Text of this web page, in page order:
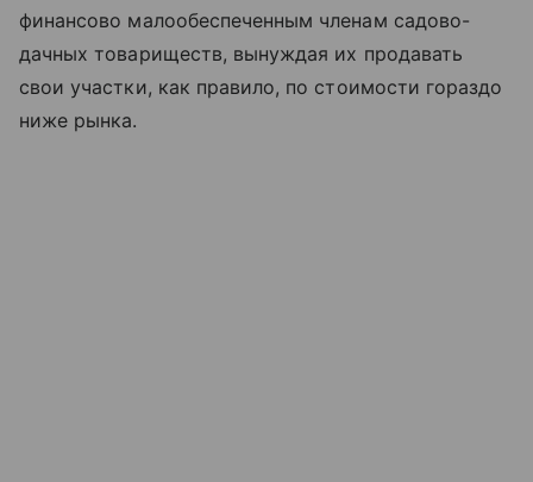
финансово малообеспеченным членам садово-
дачных товариществ, вынуждая их продавать
свои участки, как правило, по стоимости гораздо
ниже рынка.